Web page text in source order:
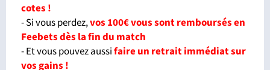
cotes !
- Si vous perdez,vos 100€ vous sont remboursés en
Feebets dès la fin du match
- Et vous pouvez aussifaire un retrait immédiat sur
vos gains !